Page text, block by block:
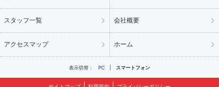
スタッフ一覧 会社概要
アクセスマップ ホーム
表示切替： PC スマートフォン